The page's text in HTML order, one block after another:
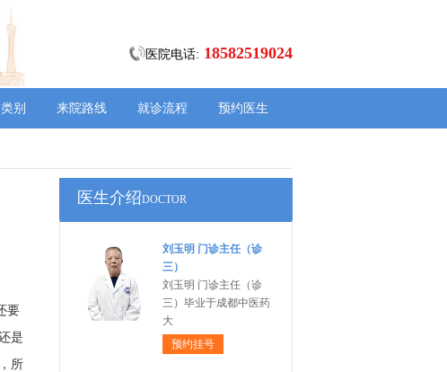
医院电话: 18582519024
别 来院路线 就诊流程 预约医生
要
是
所
医生介绍DOCTOR
刘玉明 门诊主任（诊
三）
刘玉明 门诊主任（诊
三）毕业于成都中医药
大
预约挂号